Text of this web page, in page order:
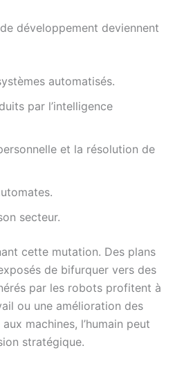
développement deviennent
automatisés.
par l’intelligence
et la résolution de
secteur.
cette mutation. Des plans
de bifurquer vers des
par les robots profitent à
ou une amélioration des
machines, l’humain peut
stratégique.